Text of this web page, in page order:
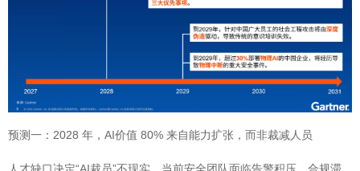
预测一：2028 年，AI价值 80% 来自能力扩张，而非裁减人员